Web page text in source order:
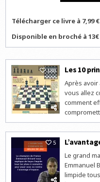
Télécharger ce livre à 7,99
Disponible en broché à 13€
180 Les 10
Après
vous allez
comment
5
Le grand
Emmanuel
limpide